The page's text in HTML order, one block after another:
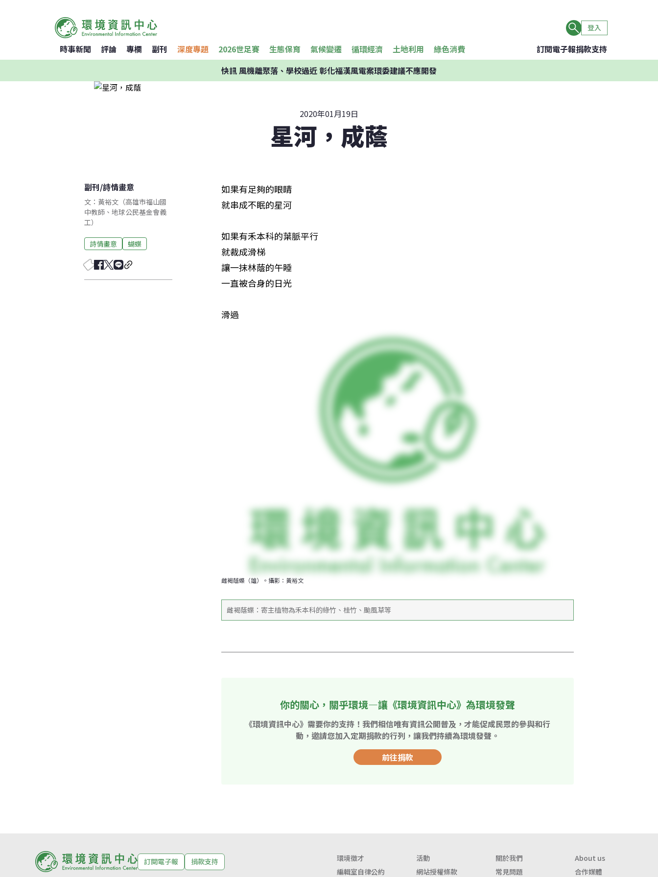
登入
時事新聞 評論 專欄 副刊 深度專題 2026世足賽 生態保育 氣候變遷 循環經濟 土地利用 綠色消費 訂閱電子報捐款支持
快訊風機離聚落、學校過近 彰化福漢風電案環委建議不應開發
2020年01月19日
星河，成蔭
副刊/詩情畫意
文：黃裕文（高雄市福山國
中教師、地球公民基金會義
工）
詩情畫意 蝴蝶
如果有足夠的眼睛
就串成不眠的星河
如果有禾本科的葉脈平行
就裁成滑梯
讓一抹林蔭的午睡
一直被合身的日光
滑過
雌褐蔭蝶（雄）。攝影：黃裕文
雌褐蔭蝶：寄主植物為禾本科的綠竹、桂竹、颱風草等
你的關心，關乎環境—讓《環境資訊中心》為環境發聲
《環境資訊中心》需要你的支持！我們相信唯有資訊公開普及，才能促成民眾的參與和行
動，邀請您加入定期捐款的行列，讓我們持續為環境發聲。
前往捐款
訂閱電子報 捐款支持 環境徵才 活動 關於我們
About us
編輯室自律公約
網站授權條款 常見問題 合作媒體